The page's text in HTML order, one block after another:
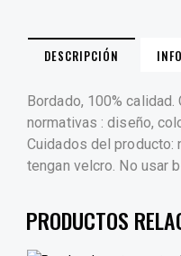
DESCRIPCIÓN
Bordado, 100%
normativas : diseño,
Cuidados del producto:
tengan velcro. No usar
PRODUCTOS